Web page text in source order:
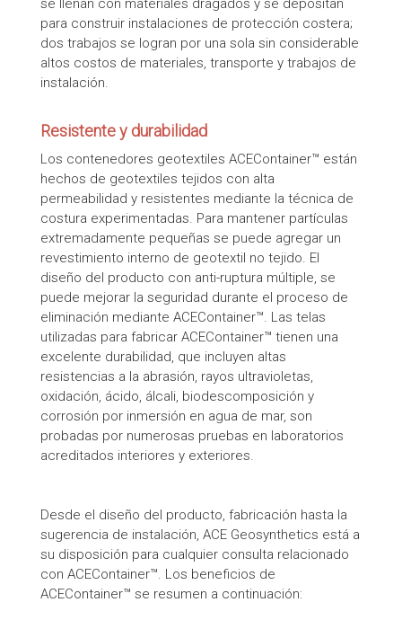
se llenan con materiales dragados y se depositan
para construir instalaciones de protección costera;
dos trabajos se logran por una sola sin considerable
altos costos de materiales, transporte y trabajos de
instalación.
Resistente y durabilidad
Los contenedores geotextiles ACEContainer™ están
hechos de geotextiles tejidos con alta
permeabilidad y resistentes mediante la técnica de
costura experimentadas. Para mantener partículas
extremadamente pequeñas se puede agregar un
revestimiento interno de geotextil no tejido. El
diseño del producto con anti-ruptura múltiple, se
puede mejorar la seguridad durante el proceso de
eliminación mediante ACEContainer™. Las telas
utilizadas para fabricar ACEContainer™ tienen una
excelente durabilidad, que incluyen altas
resistencias a la abrasión, rayos ultravioletas,
oxidación, ácido, álcali, biodescomposición y
corrosión por inmersión en agua de mar, son
probadas por numerosas pruebas en laboratorios
acreditados interiores y exteriores.
Desde el diseño del producto, fabricación hasta la
sugerencia de instalación, ACE Geosynthetics está a
su disposición para cualquier consulta relacionado
con ACEContainer™. Los beneficios de
ACEContainer™ se resumen a continuación: